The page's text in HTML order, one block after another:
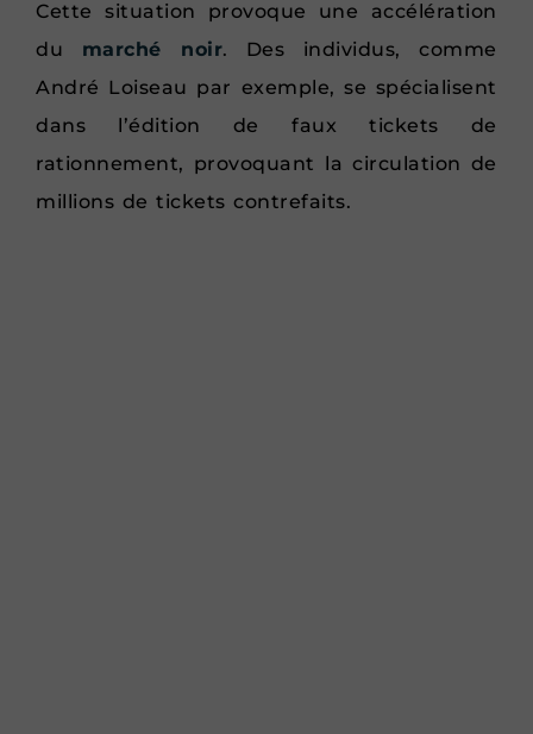
Cette situation provoque une accélération
du marché noir. Des individus, comme
André Loiseau par exemple, se spécialisent
dans l’édition de faux tickets de
rationnement, provoquant la circulation de
millions de tickets contrefaits.